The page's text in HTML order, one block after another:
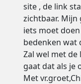
site , de link
zichtbaar. Mijn
iets moet
bedenken wat
Zal wel met
gaat dat als je
Met